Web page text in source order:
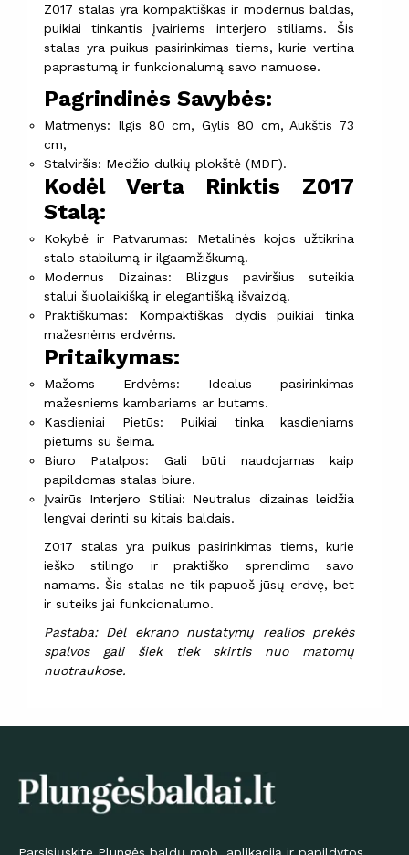
Z017 stalas yra kompaktiškas ir modernus baldas,
puikiai tinkantis įvairiems interjero stiliams. Šis
stalas yra puikus pasirinkimas tiems, kurie vertina
paprastumą ir funkcionalumą savo namuose.
Pagrindinės Savybės:
Matmenys: Ilgis 80 cm, Gylis 80 cm, Aukštis 73
cm,
Stalviršis: Medžio dulkių plokštė (MDF).
Kodėl Verta Rinktis Z017
Stalą:
Kokybė ir Patvarumas: Metalinės kojos užtikrina
stalo stabilumą ir ilgaamžiškumą.
Modernus Dizainas: Blizgus paviršius suteikia
stalui šiuolaikišką ir elegantišką išvaizdą.
Praktiškumas: Kompaktiškas dydis puikiai tinka
mažesnėms erdvėms.
Pritaikymas:
Mažoms Erdvėms: Idealus pasirinkimas
mažesniems kambariams ar butams.
Kasdieniai Pietūs: Puikiai tinka kasdieniams
pietums su šeima.
Biuro Patalpos: Gali būti naudojamas kaip
papildomas stalas biure.
Įvairūs Interjero Stiliai: Neutralus dizainas leidžia
lengvai derinti su kitais baldais.
Z017 stalas yra puikus pasirinkimas tiems, kurie
ieško stilingo ir praktiško sprendimo savo
namams. Šis stalas ne tik papuoš jūsų erdvę, bet
ir suteiks jai funkcionalumo.
Pastaba: Dėl ekrano nustatymų realios prekės
spalvos gali šiek tiek skirtis nuo matomų
nuotraukose.
Parsisiųskite Plungės baldų mob. aplikaciją ir papildytos